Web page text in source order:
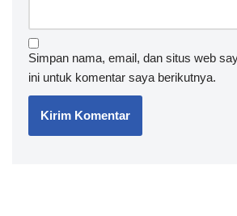
Simpan nama, email, dan situs web
ini untuk komentar saya berikutnya.